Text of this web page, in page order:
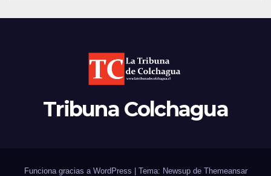
Tribuna Colchagua
Funciona gracias a WordPress Tema: Newsup de Themeansar